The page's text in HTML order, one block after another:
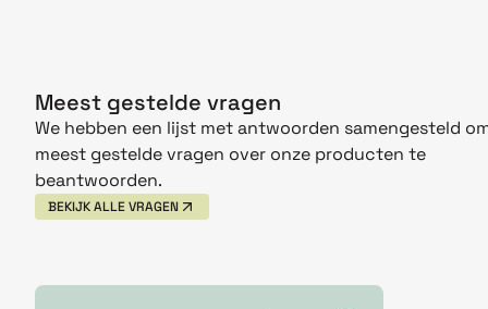
Meest gestelde vragen
We hebben een lijst met antwoorden samengesteld
meest gestelde vragen over onze producten te
beantwoorden.
BEKIJK ALLE VRAGEN